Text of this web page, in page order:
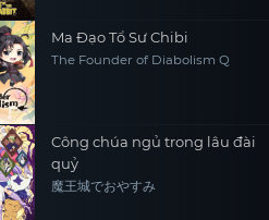
Ma Đạo Tổ Sư Chibi
The Founder of Diabolism Q
Công chúa ngủ trong lâu đài
quỷ
魔王城でおやすみ